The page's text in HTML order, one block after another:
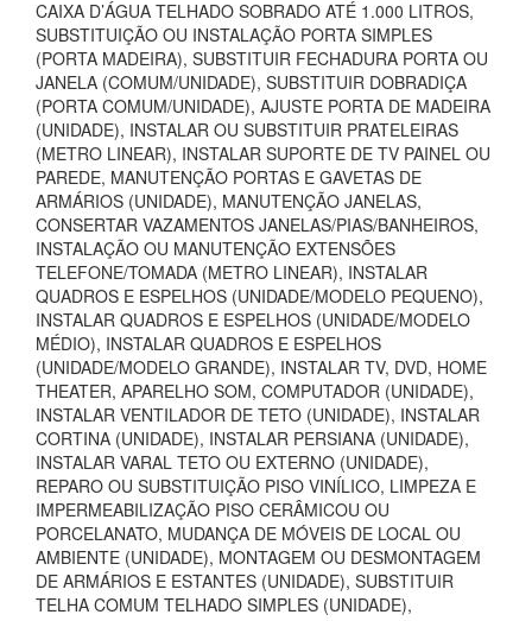
CAIXA D’ÁGUA TELHADO SOBRADO ATÉ 1.000 LITROS,
SUBSTITUIÇÃO OU INSTALAÇÃO PORTA SIMPLES
(PORTA MADEIRA), SUBSTITUIR FECHADURA PORTA OU
JANELA (COMUM/UNIDADE), SUBSTITUIR DOBRADIÇA
(PORTA COMUM/UNIDADE), AJUSTE PORTA DE MADEIRA
(UNIDADE), INSTALAR OU SUBSTITUIR PRATELEIRAS
(METRO LINEAR), INSTALAR SUPORTE DE TV PAINEL OU
PAREDE, MANUTENÇÃO PORTAS E GAVETAS DE
ARMÁRIOS (UNIDADE), MANUTENÇÃO JANELAS,
CONSERTAR VAZAMENTOS JANELAS/PIAS/BANHEIROS,
INSTALAÇÃO OU MANUTENÇÃO EXTENSÕES
TELEFONE/TOMADA (METRO LINEAR), INSTALAR
QUADROS E ESPELHOS (UNIDADE/MODELO PEQUENO),
INSTALAR QUADROS E ESPELHOS (UNIDADE/MODELO
MÉDIO), INSTALAR QUADROS E ESPELHOS
(UNIDADE/MODELO GRANDE), INSTALAR TV, DVD, HOME
THEATER, APARELHO SOM, COMPUTADOR (UNIDADE),
INSTALAR VENTILADOR DE TETO (UNIDADE), INSTALAR
CORTINA (UNIDADE), INSTALAR PERSIANA (UNIDADE),
INSTALAR VARAL TETO OU EXTERNO (UNIDADE),
REPARO OU SUBSTITUIÇÃO PISO VINÍLICO, LIMPEZA E
IMPERMEABILIZAÇÃO PISO CERÂMICOU OU
PORCELANATO, MUDANÇA DE MÓVEIS DE LOCAL OU
AMBIENTE (UNIDADE), MONTAGEM OU DESMONTAGEM
DE ARMÁRIOS E ESTANTES (UNIDADE), SUBSTITUIR
TELHA COMUM TELHADO SIMPLES (UNIDADE),